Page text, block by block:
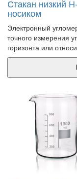
Стакан низкий
носиком
Электронный
точного измерения
горизонта или